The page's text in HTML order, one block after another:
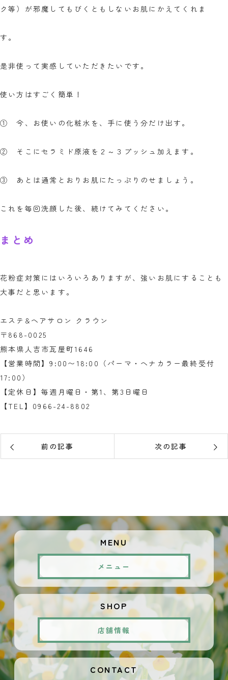
ク等）が邪魔してもびくともしないお肌にかえてくれま
す。
是非使って実感していただきたいです。
使い方はすごく簡単！
① 今、お使いの化粧水を、手に使う分だけ出す。
② そこにセラミド原液を２～３プッシュ加えます。
③ あとは通常とおりお肌にたっぷりのせましょう。
これを毎回洗顔した後、続けてみてください。
まとめ
花粉症対策にはいろいろありますが、強いお肌にすることも
大事だと思います。
エステ&ヘアサロン クラウン
〒868-0025
熊本県人吉市瓦屋町1646
【営業時間】9:00〜18:00（パーマ・ヘナカラー最終受付
17:00）
【定休日】毎週月曜日・第1、第3日曜日
【TEL】0966-24-8802
前の記事 次の記事
MENU
メニュー
SHOP
店舗情報
CONTACT